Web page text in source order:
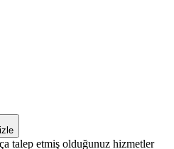
talep etmiş olduğunuz hizmetler